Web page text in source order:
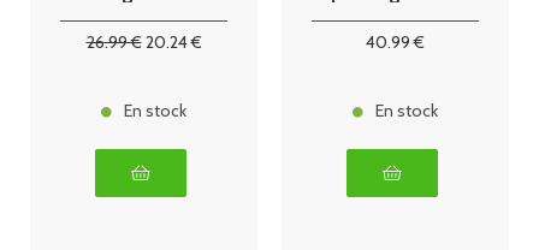
26.99€20.24€
En stock
40.99 €
En stock